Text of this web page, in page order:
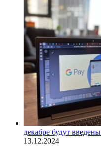
декабре будут
13.12.2024